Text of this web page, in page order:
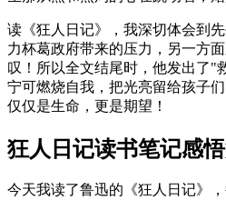
读《狂人日记》，我深切体会到
力杯葛政府带来的压力，另一方
叹！所以全文结尾时，他发出了
宁可燃烧自我，把光亮留给孩子
仅仅是生命，更是期望！
狂人日记读书笔记感
今天我读了鲁迅的《狂人日记》